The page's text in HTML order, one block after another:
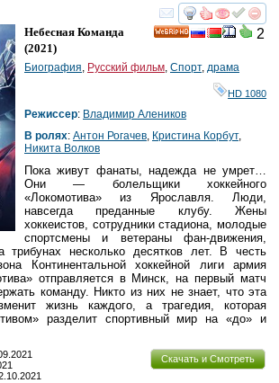
смотреть
2
Небесная Команда
(2021)
Биография, Русский фильм, Спорт, драма
HD 1080
Режиссер: Владимир Алеников
В ролях: Антон Рогачев, Кристина Корбут,
Никита Волков
Пока живут фанаты, надежда не умрет…
Они — болельщики хоккейного
«Локомотива» из Ярославля. Люди,
навсегда преданные клубу. Жены
хоккеистов, сотрудники стадиона, молодые
спортсмены и ветераны фан-движения,
трибунах несколько десятков лет. В честь
Континентальной хоккейной лиги армия
отправляется в Минск, на первый матч
команду. Никто из них не знает, что эта
жизнь каждого, а трагедия, которая
разделит спортивный мир на «до» и
Скачать и Смотреть